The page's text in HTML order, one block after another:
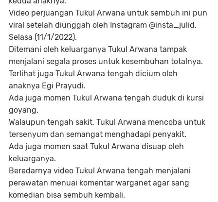
Video perjuangan Tukul Arwana untuk sembuh ini pun
viral setelah diunggah oleh Instagram @insta_julid,
Selasa (11/1/2022).
Ditemani oleh keluarganya Tukul Arwana tampak
menjalani segala proses untuk kesembuhan totalnya.
Terlihat juga Tukul Arwana tengah dicium oleh
anaknya Egi Prayudi.
Ada juga momen Tukul Arwana tengah duduk di kursi
goyang.
Walaupun tengah sakit, Tukul Arwana mencoba untuk
tersenyum dan semangat menghadapi penyakit.
Ada juga momen saat Tukul Arwana disuap oleh
keluarganya.
Beredarnya video Tukul Arwana tengah menjalani
perawatan menuai komentar warganet agar sang
komedian bisa sembuh kembali.